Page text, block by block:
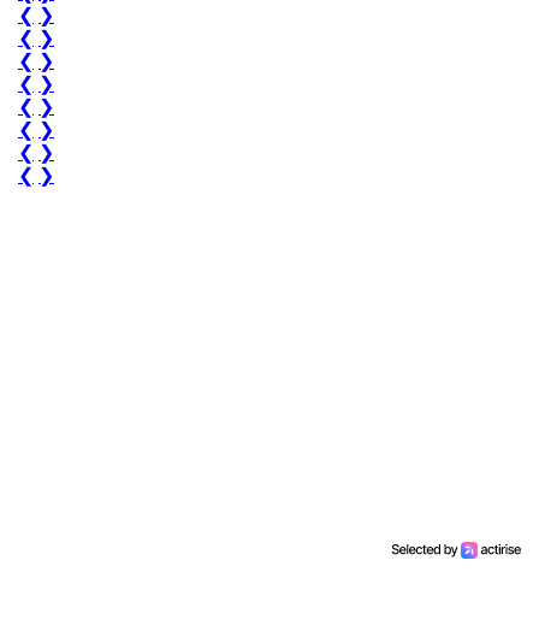
❮ ❯
❮ ❯
❮ ❯
❮ ❯
❮ ❯
❮ ❯
❮ ❯
❮ ❯